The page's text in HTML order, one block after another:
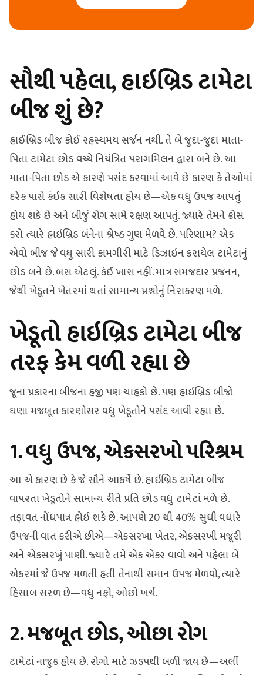
સૌથી પહેલા, હાઇબ્રિડ ટામેટા
બીજ શું છે?
હાઈબ્રિડ બીજ કોઈ રહસ્યમય સર્જન નથી. તે બે જુદા-જુદા માતા-
પિતા ટામેટા છોડ વચ્ચે નિયંત્રિત પરાગમિલન દ્વારા બને છે. આ
માતા-પિતા છોડ એ કારણે પસંદ કરવામાં આવે છે કારણ કે તેઓમાં
દરેક પાસે કંઈક સારી વિશેષતા હોય છે—એક વધુ ઉપજ આપતું
હોય શકે છે અને બીજું રોગ સામે રક્ષણ આપતું. જ્યારે તેમને ક્રોસ
કરો ત્યારે હાઇબ્રિડ બંનેના શ્રેષ્ઠ ગુણ મેળવે છે. પરિણામ? એક
એવો બીજ જે વધુ સારી કામગીરી માટે ડિઝાઇન કરાયેલ ટામેટાનું
છોડ બને છે. બસ એટલું. કંઈ ખાસ નહીં. માત્ર સમજદાર પ્રજનન,
જેથી ખેડૂતને ખેતરમાં થતાં સામાન્ય પ્રશ્નોનું નિરાકરણ મળે.
ખેડૂતો હાઇબ્રિડ ટામેટા બીજ
તરફ કેમ વળી રહ્યા છે
જૂના પ્રકારના બીજના હજી પણ ચાહકો છે. પણ હાઇબ્રિડ બીજો
ઘણા મજબૂત કારણોસર વધુ ખેડૂતોને પસંદ આવી રહ્યા છે.
1. વધુ ઉપજ, એકસરખો પરિશ્રમ
આ એ કારણ છે કે જે સૌને આકર્ષે છે. હાઇબ્રિડ ટામેટા બીજ
વાપરતા ખેડૂતોને સામાન્ય રીતે પ્રતિ છોડ વધુ ટામેટાં મળે છે.
તફાવત નોંધપાત્ર હોઈ શકે છે. આપણે 20 થી 40% સુધી વધારે
ઉપજની વાત કરીએ છીએ—એકસરખા ખેતર, એકસરખી મજૂરી
અને એકસરખું પાણી. જ્યારે તમે એક એકર વાવો અને પહેલા બે
એકરમાં જે ઉપજ મળતી હતી તેનાથી સમાન ઉપજ મેળવો, ત્યારે
હિસાબ સરળ છે—વધુ નફો, ઓછો ખર્ચ.
2. મજબૂત છોડ, ઓછા રોગ
ટામેટાં નાજુક હોય છે. રોગો માટે ઝડપથી બળી જાય છે—અર્લી